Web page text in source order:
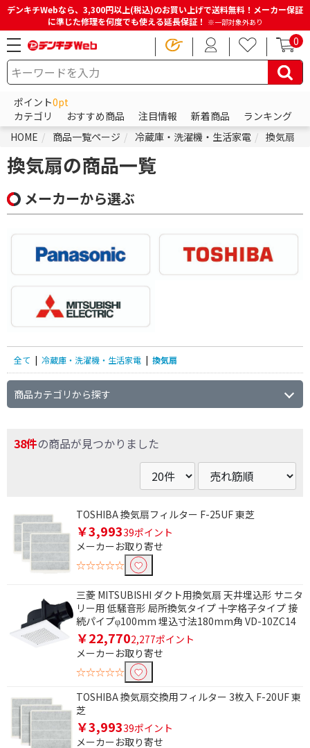
デンキチWebなら、3,300円以上(税込)のお買い上げで送料無料！メーカー保証
に準じた修理を何度でも使える延長保証！ ※一部対象外あり
0
ポイント0pt
カテゴリ
おすすめ商品 注目情報 新着商品
ランキング
HOME
商品一覧ページ 冷蔵庫・洗濯機・生活家電 換気扇
換気扇の商品一覧
メーカーから選ぶ
全て | 冷蔵庫・洗濯機・生活家電 | 換気扇
商品カテゴリから探す
38件の商品が見つかりました
TOSHIBA 換気扇フィルター F-25UF 東芝
￥3,99339ポイント
メーカーお取り寄せ
☆☆☆☆☆
三菱 MITSUBISHI ダクト用換気扇 天井埋込形 サニタ
リー用 低騒音形 局所換気タイプ 十字格子タイプ 接
続パイプφ100mm 埋込寸法180mm角 VD-10ZC14
￥22,7702,277ポイント
メーカーお取り寄せ
☆☆☆☆☆
TOSHIBA 換気扇交換用フィルター 3枚入 F-20UF 東
芝
￥3,99339ポイント
メーカーお取り寄せ